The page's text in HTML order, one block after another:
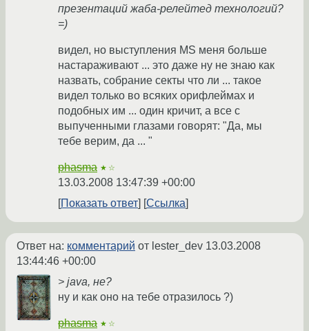
презентаций жаба-релейтед технологий?
=)
видел, но выступления MS меня больше
настараживают ... это даже ну не знаю как
назвать, собрание секты что ли ... такое
видел только во всяких орифлеймах и
подобных им ... один кричит, а все с
выпученными глазами говорят: "Да, мы
тебе верим, да ... "
phasma ★☆
13.03.2008 13:47:39 +00:00
Показать ответ
Ссылка
Ответ на: комментарий от lester_dev 13.03.2008
13:44:46 +00:00
> java, не?
ну и как оно на тебе отразилось ?)
phasma ★☆